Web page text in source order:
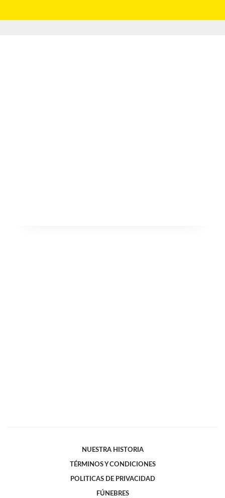
NUESTRA HISTORIA
TÉRMINOS Y CONDICIONES
POLITICAS DE PRIVACIDAD
FÚNEBRES